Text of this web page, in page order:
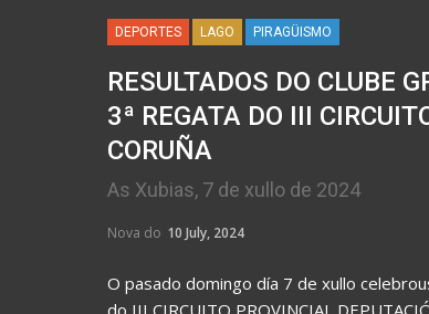
DEPORTES LAGO PIRAGÜISMO
RESULTADOS DO CLUBE
3ª REGATA DO III
CORUÑA
As Xubias, 7 de xullo de 2024
Nova do 10 July, 2024
O pasado domingo día 7 de xullo
do III CIRCUITO PROVINCIAL